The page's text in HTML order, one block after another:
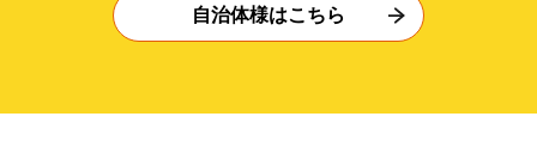
自治体様はこちら